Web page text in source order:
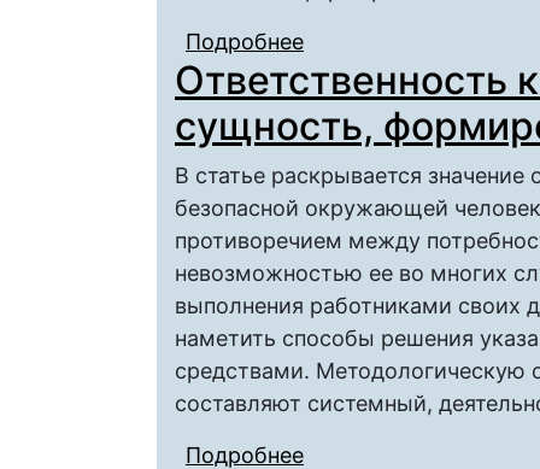
Подробнее
Ответственность
сущность,
В статье раскрывается значение
безопасной окружающей
противоречием между
невозможностью ее во многих
выполнения работниками своих
наметить способы решения
средствами. Методологическую
составляют системный,
Подробнее